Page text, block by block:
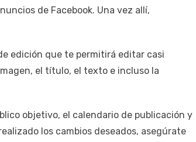
de Facebook. Una vez allí,
edición que te permitirá editar casi
el título, el texto e incluso la
objetivo, el calendario de publicación y
los cambios deseados, asegúrate